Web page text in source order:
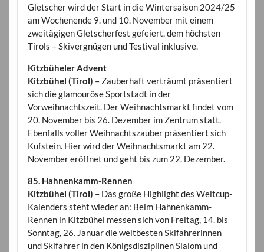
Gletscher wird der Start in die Wintersaison 2024/25
am Wochenende 9. und 10. November mit einem
zweitägigen Gletscherfest gefeiert, dem höchsten
Tirols – Skivergnügen und Testival inklusive.
Kitzbüheler Advent
Kitzbühel (Tirol) – Zauberhaft verträumt präsentiert
sich die glamouröse Sportstadt in der
Vorweihnachtszeit. Der Weihnachtsmarkt findet vom
20. November bis 26. Dezember im Zentrum statt.
Ebenfalls voller Weihnachtszauber präsentiert sich
Kufstein. Hier wird der Weihnachtsmarkt am 22.
November eröffnet und geht bis zum 22. Dezember.
85. Hahnenkamm-Rennen
Kitzbühel (Tirol) – Das große Highlight des Weltcup-
Kalenders steht wieder an: Beim Hahnenkamm-
Rennen in Kitzbühel messen sich von Freitag, 14. bis
Sonntag, 26. Januar die weltbesten Skifahrerinnen
und Skifahrer in den Königsdisziplinen Slalom und